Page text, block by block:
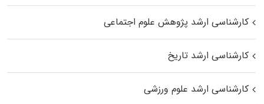
کارشناسی ارشد پژوهش علوم اجتماعی
کارشناسی ارشد تاریخ
کارشناسی ارشد علوم ورزشی